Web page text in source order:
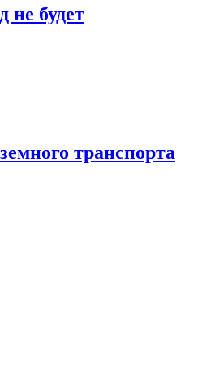
не будет
транспорта